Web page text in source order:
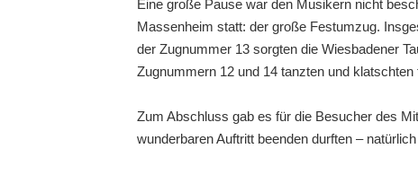
Eine große Pause war den Musikern nicht
Massenheim statt: der große Festumzug.
der Zugnummer 13 sorgten die Wiesbadener
Zugnummern 12 und 14 tanzten und
Zum Abschluss gab es für die Besucher des
wunderbaren Auftritt beenden durften –